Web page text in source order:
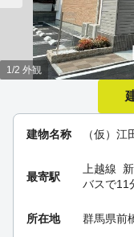
建物名称 （仮）江
最寄駅
上越線
バスで11
所在地 群馬県前
1/2 外観